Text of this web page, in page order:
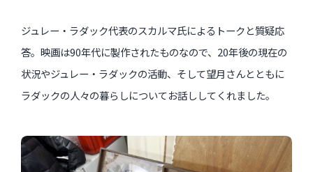
ジュレー・ラダック代表のスカルマ氏によるトークと質疑応
答。映画は90年代に製作されたものなので、20年後の現在の
状況やジュレー・ラダックの活動、そして望月さんとともに
ラダックの人々の暮らしについてお話ししてくれました。